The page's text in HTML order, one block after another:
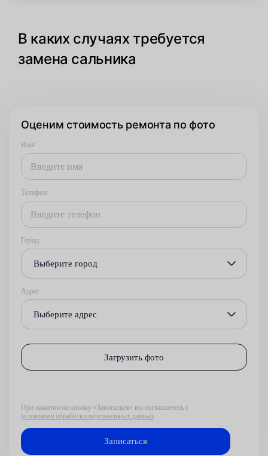
В каких случаях требуется
замена сальника
Оценим стоимость ремонта по фото
Имя
Телефон
Город
Выберите город
Адрес
Выберите адрес
Загрузить фото
При нажатии на кнопку «Записаться» вы соглашаетесь с
условиями обработки персональных данных